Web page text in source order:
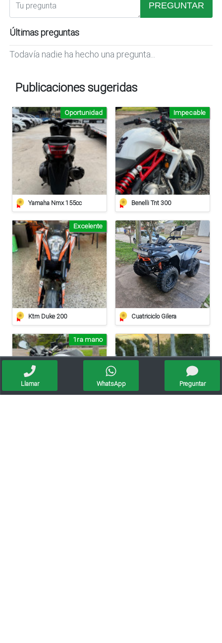
PREGUNTAR
Últimas preguntas
Todavía nadie ha hecho una pregunta...
Publicaciones sugeridas
Yamaha Nmx 155cc
Oportunidad
Benelli Tnt 300
Impecable
Ktm Duke 200
Excelente
Cuatriciclo Gilera
1ra mano
Llamar WhatsApp Preguntar